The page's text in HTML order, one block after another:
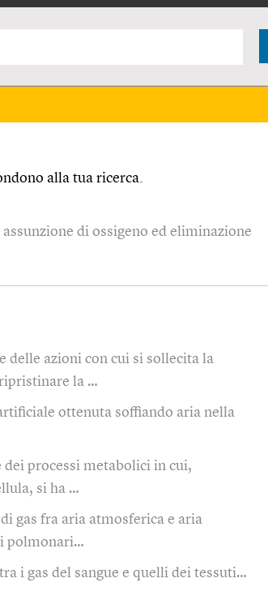
alla tua ricerca.
di ossigeno ed eliminazione
delle azioni con cui si sollecita la
la …
ottenuta soffiando aria nella
dei processi metabolici in cui,
si ha …
gas fra aria atmosferica e aria
polmonari…
i gas del sangue e quelli dei tessuti…